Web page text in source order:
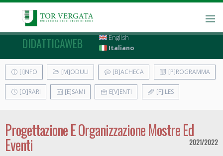
DIDATTICAWEB
English
Italiano
[I]NFO [M]ODULI [B]ACHECA [P]ROGRAMMA
[O]RARI [E]SAMI E[V]ENTI [F]ILES
Progettazione E Organizzazione Mostre Ed
Eventi 2021/2022